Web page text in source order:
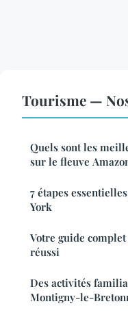
Tourisme —
Quels sont les
sur le fleuve
7 étapes
York
Votre guide
réussi
Des activités
Montigny-le-